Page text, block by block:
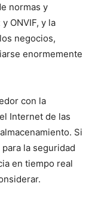
normas y
ONVIF, y la
negocios,
enormemente
con la
Internet de las
Si
la seguridad
en tiempo real